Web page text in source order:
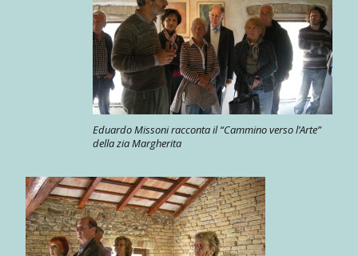
Eduardo Missoni racconta il “Cammino verso l’Arte”
della zia Margherita